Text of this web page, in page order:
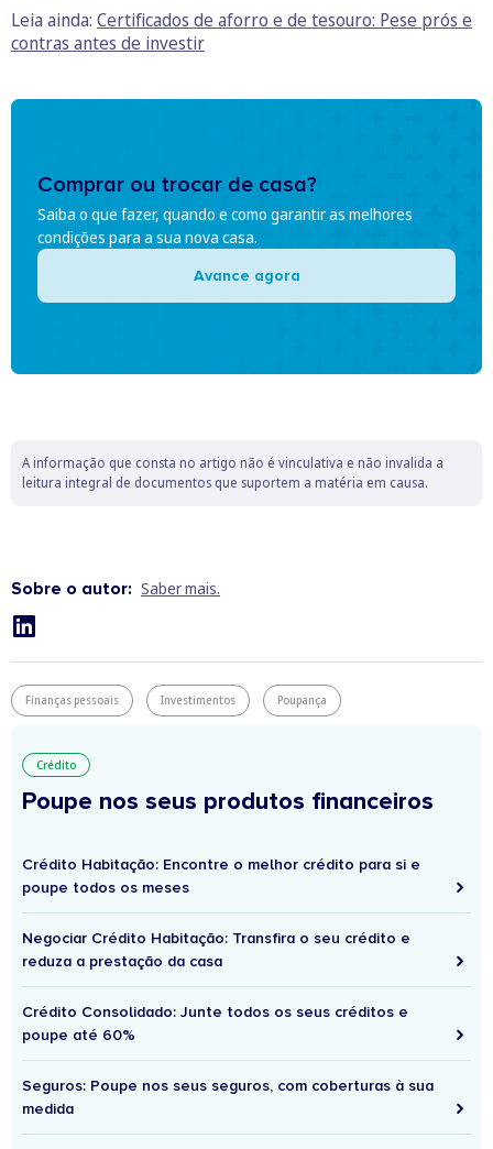
Leia ainda: Certificados de aforro e de tesouro: Pese prós e
contras antes de investir
Comprar ou trocar de casa?
Saiba o que fazer, quando e como garantir as melhores
condições para a sua nova casa.
Avance agora
A informação que consta no artigo não é vinculativa e não invalida a
leitura integral de documentos que suportem a matéria em causa.
Sobre o autor: Saber mais.
Finanças pessoais Investimentos Poupança
Crédito
Poupe nos seus produtos financeiros
Crédito Habitação: Encontre o melhor crédito para si e
poupe todos os meses
Negociar Crédito Habitação: Transfira o seu crédito e
reduza a prestação da casa
Crédito Consolidado: Junte todos os seus créditos e
poupe até 60%
Seguros: Poupe nos seus seguros, com coberturas à sua
medida